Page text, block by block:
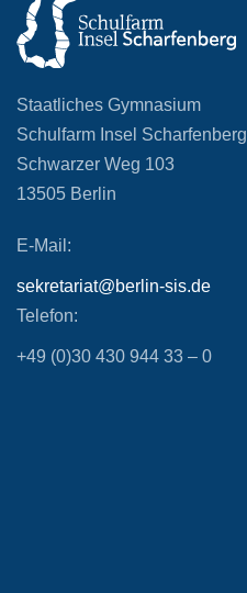
Staatliches Gymnasium
Schulfarm Insel Scharfenberg
Schwarzer Weg 103
13505 Berlin
E-Mail:
sekretariat@berlin-sis.de
Telefon:
+49 (0)30 430 944 33 – 0